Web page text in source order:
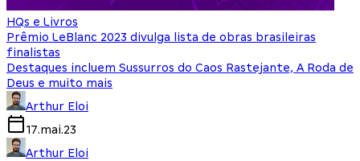
HQs e Livros
Prêmio LeBlanc 2023 divulga lista de obras brasileiras
finalistas
Destaques incluem Sussurros do Caos Rastejante, A Roda de
Deus e muito mais
Arthur Eloi
17.mai.23
Arthur Eloi